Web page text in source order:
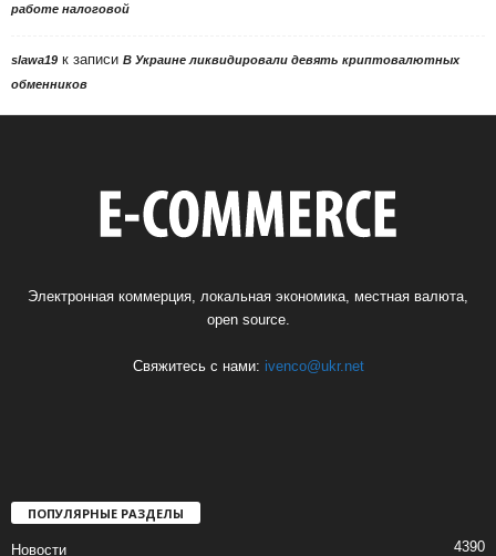
работе налоговой
slawa19 к записи В Украине ликвидировали девять криптовалютных
обменников
Электронная коммерция, локальная экономика, местная валюта,
open source.
Свяжитесь с нами: ivenco@ukr.net
ПОПУЛЯРНЫЕ РАЗДЕЛЫ
Новости 4390